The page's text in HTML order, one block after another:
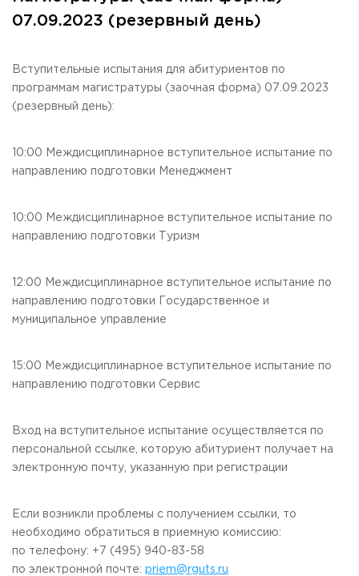
Общежитие / Кампус РГУТИС
Работа с лицами с ОВЗ и инвалидами
Научная деятельность
Федеральное учебно-методическое объединение в
системе ВО
Профком
Конкурс ППС
Сведения об образовательной организации
АДРЕС
info@rguts.ru
ГРАФИК И РЕЖИМ РАБОТЫ
пн-чт: с 09:00 до 18:00;
пн-пт: с 10:00 до 17:00;
07.09.2023 (резервный день)
Вступительные испытания для абитуриентов по
программам магистратуры (заочная форма) 07.09.2023
(резервный день):
10:00 Междисциплинарное вступительное испытание по
направлению подготовки Менеджмент
10:00 Междисциплинарное вступительное испытание по
направлению подготовки Туризм
12:00 Междисциплинарное вступительное испытание по
направлению подготовки Государственное и
муниципальное управление
15:00 Междисциплинарное вступительное испытание по
направлению подготовки Сервис
Вход на вступительное испытание осуществляется по
персональной ссылке, которую абитуриент получает на
электронную почту, указанную при регистрации
Если возникли проблемы с получением ссылки, то
необходимо обратиться в приемную комиссию:
по телефону: +7 (495) 940-83-58
по электронной почте: priem@rguts.ru